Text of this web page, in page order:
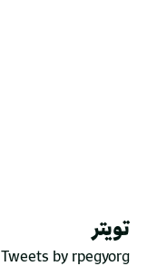
تويتر
Tweets by rpegyorg